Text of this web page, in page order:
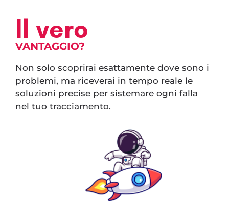
Il vero
VANTAGGIO?
Non solo scoprirai esattamente dove sono i
problemi, ma riceverai in tempo reale le
soluzioni precise per sistemare ogni falla
nel tuo tracciamento.